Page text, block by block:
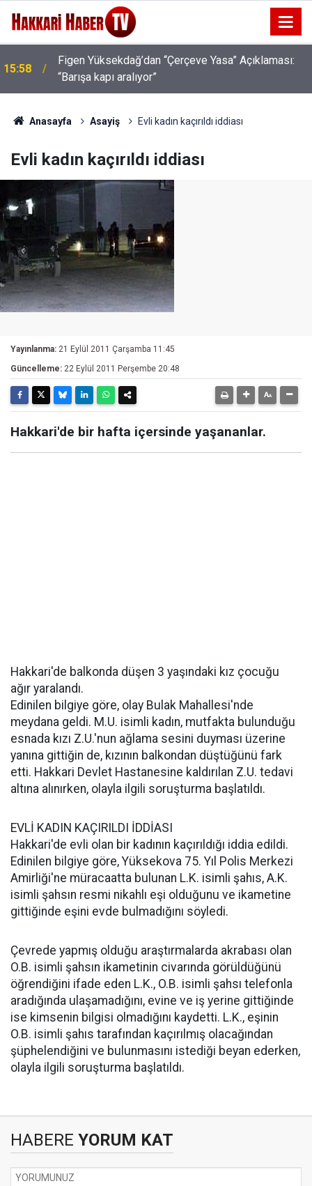
Figen Yüksekdağ’dan “Çerçeve Yasa” Açıklaması:
“Barışa kapı aralıyor”
15:03
Rojin Kabaiş, Hiranur Aygar ve Kıvanç Uman’ın
Ailelerini Hedef Alan Şüphelilere Operasyon
Anasayfa Asayiş Evli kadın kaçırıldı iddiası
Evli kadın kaçırıldı iddiası
Yayınlanma: 21 Eylül 2011 Çarşamba 11:45
Güncelleme: 22 Eylül 2011 Perşembe 20:48
Hakkari'de bir hafta içersinde yaşananlar.
Hakkari'de balkonda düşen 3 yaşındaki kız çocuğu
ağır yaralandı.
Edinilen bilgiye göre, olay Bulak Mahallesi'nde
meydana geldi. M.U. isimli kadın, mutfakta bulunduğu
esnada kızı Z.U.'nun ağlama sesini duyması üzerine
yanına gittiğin de, kızının balkondan düştüğünü fark
etti. Hakkari Devlet Hastanesine kaldırılan Z.U. tedavi
altına alınırken, olayla ilgili soruşturma başlatıldı.
EVLİ KADIN KAÇIRILDI İDDİASI
Hakkari'de evli olan bir kadının kaçırıldığı iddia edildi.
Edinilen bilgiye göre, Yüksekova 75. Yıl Polis Merkezi
Amirliği'ne müracaatta bulunan L.K. isimli şahıs, A.K.
isimli şahsın resmi nikahlı eşi olduğunu ve ikametine
gittiğinde eşini evde bulmadığını söyledi.
Çevrede yapmış olduğu araştırmalarda akrabası olan
O.B. isimli şahsın ikametinin civarında görüldüğünü
öğrendiğini ifade eden L.K., O.B. isimli şahsı telefonla
aradığında ulaşamadığını, evine ve iş yerine gittiğinde
ise kimsenin bilgisi olmadığını kaydetti. L.K., eşinin
O.B. isimli şahıs tarafından kaçırılmış olacağından
şüphelendiğini ve bulunmasını istediği beyan ederken,
olayla ilgili soruşturma başlatıldı.
HABERE YORUM KAT